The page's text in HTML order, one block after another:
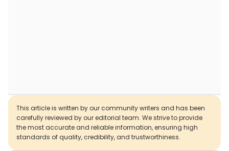
This article is written by our community writers and has been
carefully reviewed by our editorial team. We strive to provide
the most accurate and reliable information, ensuring high
standards of quality, credibility, and trustworthiness.